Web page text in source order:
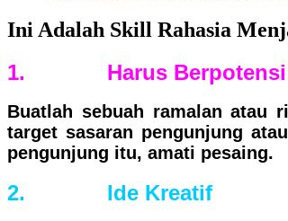
Ini Adalah Skill Rahasia
1. Harus Berpotensi
Buatlah sebuah ramalan atau
target sasaran pengunjung
pengunjung itu, amati pesaing.
2. Ide Kreatif